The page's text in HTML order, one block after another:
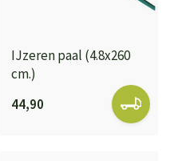
IJzeren paal (4.8x260
cm.)
44,90